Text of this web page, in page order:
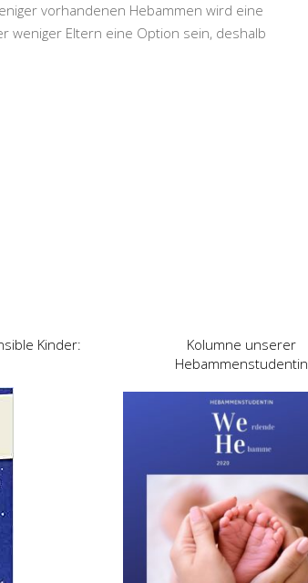
vorhandenen Hebammen wird eine
weniger Eltern eine Option sein, deshalb
Kinder:
Kolumne unserer
Hebammenstudentin